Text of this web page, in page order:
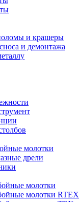
и крашеры
и демонтажа
молотки
дрели
молотки
молотки RTEX